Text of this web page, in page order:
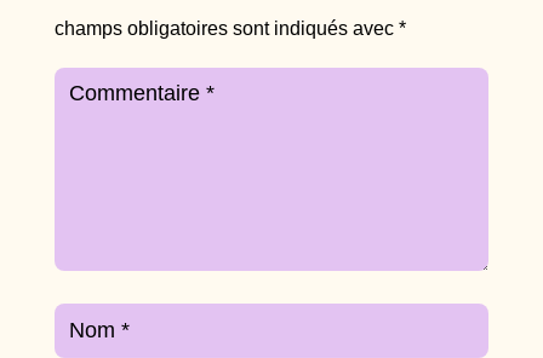
champs obligatoires sont indiqués avec *